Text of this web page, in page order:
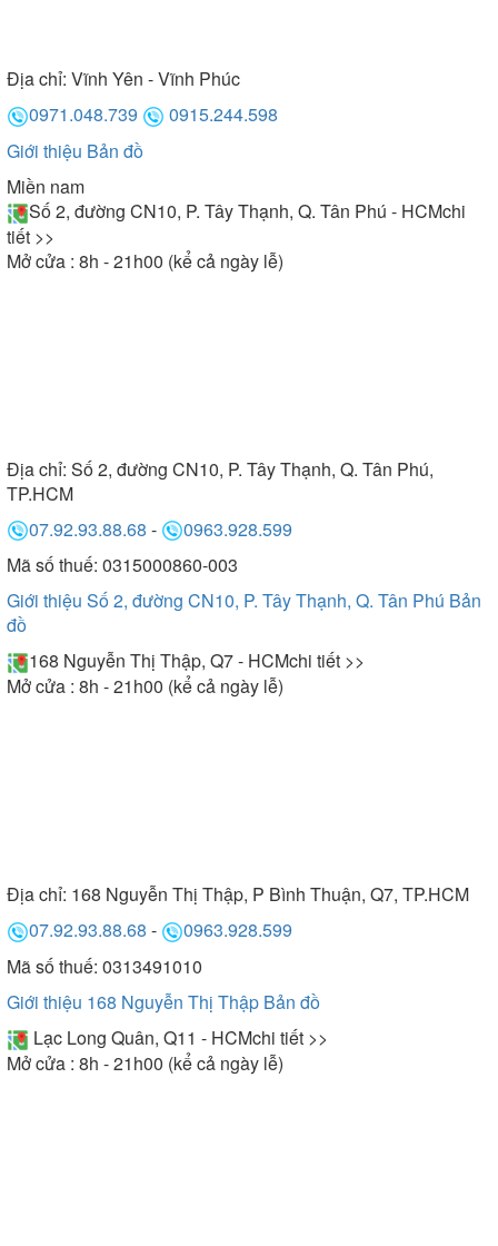
Địa chỉ: Vĩnh Yên - Vĩnh Phúc
0971.048.739
0915.244.598
Giới thiệu Bản đồ
Miền nam
Số 2, đường CN10, P. Tây Thạnh, Q. Tân Phú - HCMchi
tiết >>
Mở cửa : 8h - 21h00 (kể cả ngày lễ)
Địa chỉ: Số 2, đường CN10, P. Tây Thạnh, Q. Tân Phú,
TP.HCM
07.92.93.88.68 -
0963.928.599
Mã số thuế: 0315000860-003
Giới thiệu Số 2, đường CN10, P. Tây Thạnh, Q. Tân Phú Bản
đồ
168 Nguyễn Thị Thập, Q7 - HCMchi tiết >>
Mở cửa : 8h - 21h00 (kể cả ngày lễ)
Địa chỉ: 168 Nguyễn Thị Thập, P Bình Thuận, Q7, TP.HCM
07.92.93.88.68 -
0963.928.599
Mã số thuế: 0313491010
Giới thiệu 168 Nguyễn Thị Thập Bản đồ
Lạc Long Quân, Q11 - HCMchi tiết >>
Mở cửa : 8h - 21h00 (kể cả ngày lễ)